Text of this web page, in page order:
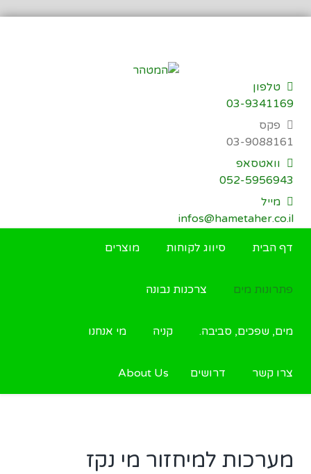
דילוג
טלפון
03-9341169
פקס
03-9088161
וואטסאפ
052-5956943
מייל
infos@hametaher.co.il
דף הבית סיווג לקוחות מוצרים
פתרונות מים צרכנות נבונה
מים, שפכים, סביבה. קניה מי אנחנו
צרו קשר דרושים About Us
מערכות למיחזור מי נקז